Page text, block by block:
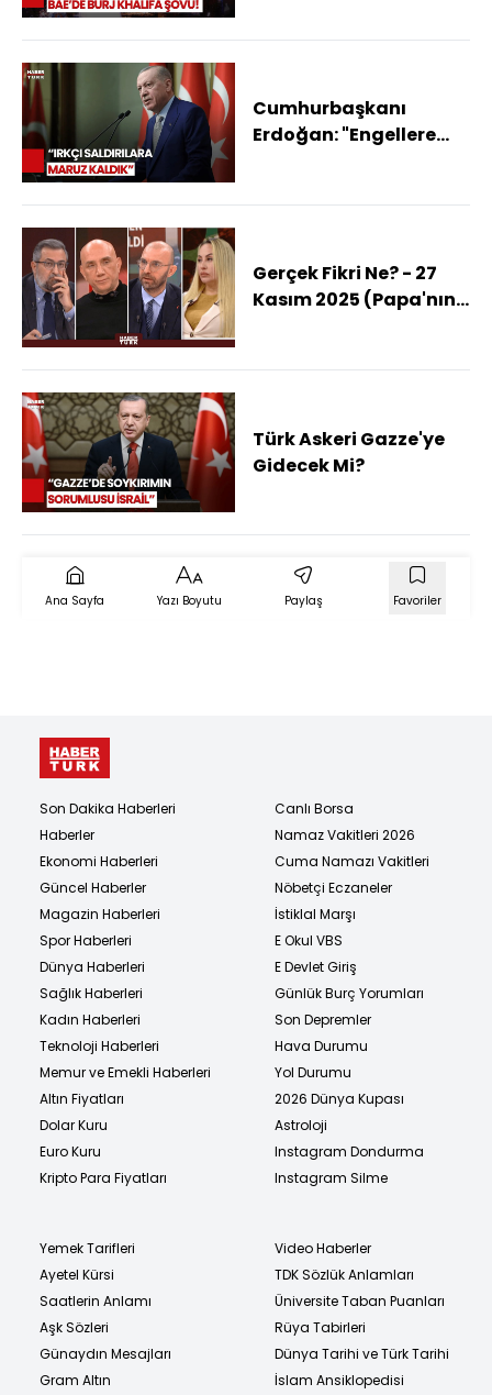
Cumhurbaşkanı
Erdoğan: "Engellere
Kalmayı Başardı"
Gerçek Fikri Ne? - 27
Kasım 2025 (Papa'nın
Türk Askeri Gazze'ye
Gidecek Mi?
Ana Sayfa Yazı Boyutu Paylaş Favoriler
Son Dakika Haberleri
Haberler
Ekonomi Haberleri
Güncel Haberler
Magazin Haberleri
Spor Haberleri
Dünya Haberleri
Sağlık Haberleri
Kadın Haberleri
Teknoloji Haberleri
Memur ve Emekli Haberleri
Altın Fiyatları
Dolar Kuru
Euro Kuru
Kripto Para Fiyatları
Canlı Borsa
Namaz Vakitleri 2026
Cuma Namazı Vakitleri
Nöbetçi Eczaneler
İstiklal Marşı
E Okul VBS
E Devlet Giriş
Günlük Burç Yorumları
Son Depremler
Hava Durumu
Yol Durumu
2026 Dünya Kupası
Astroloji
Instagram Dondurma
Instagram Silme
Yemek Tarifleri
Ayetel Kürsi
Saatlerin Anlamı
Aşk Sözleri
Günaydın Mesajları
Gram Altın
Video Haberler
TDK Sözlük Anlamları
Üniversite Taban Puanları
Rüya Tabirleri
Dünya Tarihi ve Türk Tarihi
İslam Ansiklopedisi